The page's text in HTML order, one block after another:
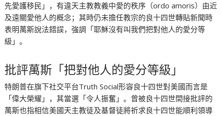
先愛護移民」，有違天主教教義中愛的秩序（ordo amoris）由近
及遠關愛他人的概念；其時仍未擔任教宗的良十四世轉貼新聞時
表明萬斯說法錯誤，強調「耶穌沒有叫我們把對他人的愛分等
級」。
批評萬斯「把對他人的愛分等級」
特朗普在旗下社交平台Truth Social形容良十四世對美國而言是
「偉大榮耀」，其當選「令人振奮」。曾被良十四世間接批評的
萬斯也指相信美國天主教徒及基督徒將祈求良十四世能順利領導